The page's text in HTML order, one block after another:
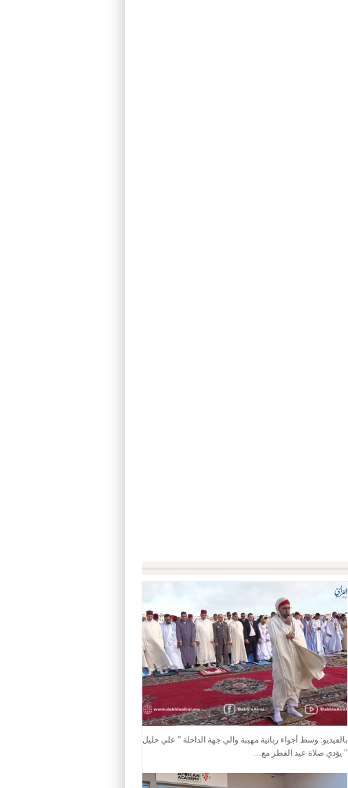
بالفيديو: وسط أجواء ربانية مهيبة والي جهة الداخلة ” علي خليل
” يؤدي صلاة عيد الفطر مع…